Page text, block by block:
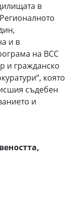
в
и в
на ВСС
и гражданско
която
съдебен
и